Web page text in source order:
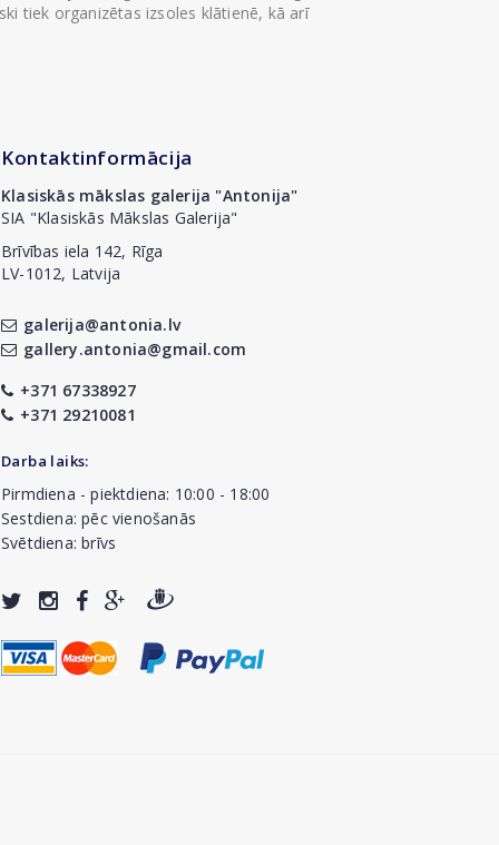
tiek organizētas izsoles klātienē, kā arī
Kontaktinformācija
Klasiskās mākslas galerija "Antonija"
SIA "Klasiskās Mākslas Galerija"
Brīvības iela 142, Rīga
LV-1012, Latvija
galerija@antonia.lv
gallery.antonia@gmail.com
+371 67338927
+371 29210081
Darba laiks:
Pirmdiena - piektdiena: 10:00 - 18:00
Sestdiena: pēc vienošanās
Svētdiena: brīvs